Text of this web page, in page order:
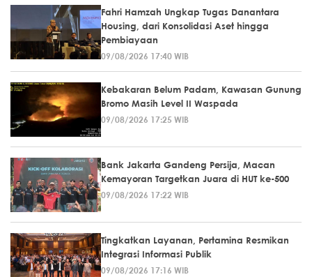
Fahri Hamzah Ungkap Tugas Danantara
Housing, dari Konsolidasi Aset hingga
Pembiayaan
09/08/2026 17:40 WIB
Kebakaran Belum Padam, Kawasan Gunung
Bromo Masih Level II Waspada
09/08/2026 17:25 WIB
Bank Jakarta Gandeng Persija, Macan
Kemayoran Targetkan Juara di HUT ke-500
09/08/2026 17:22 WIB
Tingkatkan Layanan, Pertamina Resmikan
Integrasi Informasi Publik
09/08/2026 17:16 WIB